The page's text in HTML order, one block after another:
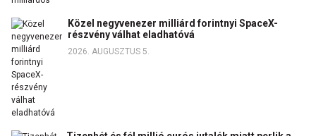
Közel negyvenezer milliárd forintnyi SpaceX-
részvény válhat eladhatóvá
2026. AUGUSZTUS 5.